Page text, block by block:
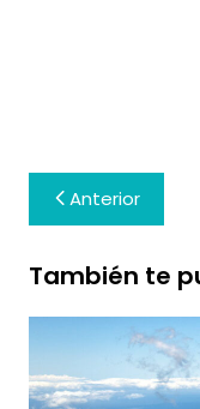
Navegación
de
entradas
Anterior
También te